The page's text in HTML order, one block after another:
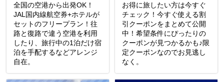
全国の空港から出発OK！
JAL国内線航空券+ホテルが
セットのフリープラン！往
路と復路で違う空港を利用
したり、旅行中の1泊だけ宿
泊を手配するなどアレンジ
自在。
お得に旅したい方は今すぐ
チェック！今すぐ使える割
引クーポンをまとめて公開
中！希望条件にぴったりの
クーポンが見つかるかも♪限
定クーポンなのでお見逃し
なく。